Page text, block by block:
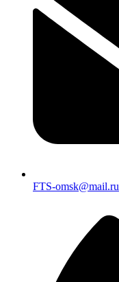
FTS-omsk@mail.ru